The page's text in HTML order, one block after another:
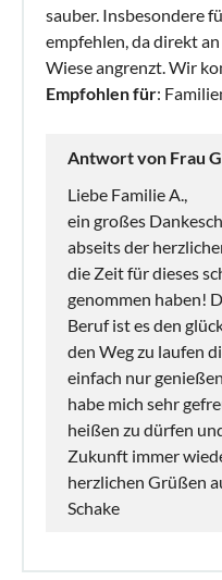
sauber. Insbesondere
empfehlen, da direkt
Wiese angrenzt. Wir
Empfohlen für:
Antwort von Frau
Liebe Familie A.,
ein großes
abseits der
die Zeit für dieses
genommen haben!
Beruf ist es den
den Weg zu laufen
einfach nur
habe mich sehr
heißen zu dürfen
Zukunft immer
herzlichen Grüßen
Schake